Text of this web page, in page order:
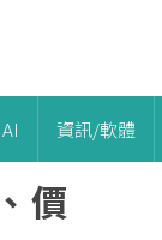
AI 資訊/軟體
價